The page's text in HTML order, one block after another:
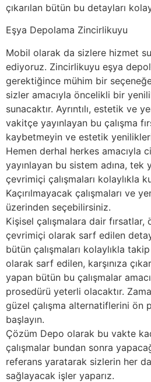
çıkarılan bütün bu detayları
Eşya Depolama Zincirlikuyu
Mobil olarak da sizlere hizmet
ediyoruz. Zincirlikuyu eşya
gerektiğince mühim bir
sizler amacıyla öncelikli bir
sunacaktır. Ayrıntılı, estetik ve
vakitçe yayınlayan bu çalışma
kaybetmeyin ve estetik
Hemen derhal herkes amacıyla
yayınlayan bu sistem adına, tek
çevrimiçi çalışmaları kolaylıkla
Kaçırılmayacak çalışmaları ve
üzerinden seçebilirsiniz.
Kişisel çalışmalara dair fırsatlar,
çevrimiçi olarak sarf edilen
bütün çalışmaları kolaylıkla
olarak sarf edilen, karşınıza
yapan bütün bu çalışmalar
prosedürü yeterli olacaktır.
güzel çalışma alternatiflerini ön
başlayın.
Çözüm Depo olarak bu vakte
çalışmalar bundan sonra
referans yaratarak sizlerin her
sağlayacak işler yaparız.